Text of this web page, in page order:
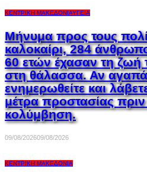
ΚΕΝΤΡΙΚΉ ΜΑΚΕΔΟΝΊΑΥΓΕΊΑ
Μήνυμα προς τους
καλοκαίρι, 284
60 ετών έχασαν τη ζωή
στη θάλασσα. Αν
ενημερωθείτε και
μέτρα προστασίας
κολύμβηση.
09/08/202609/08/2026
ΚΕΝΤΡΙΚΉ ΜΑΚΕΔΟΝΊΑ